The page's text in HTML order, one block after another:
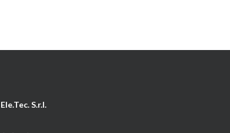
Ele.Tec. S.r.l.